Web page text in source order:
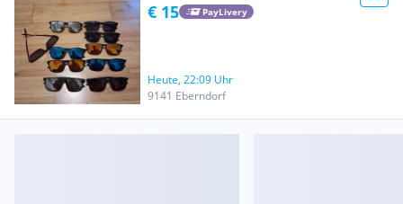
€ 15 PayLivery
Heute, 22:09 Uhr
9141 Eberndorf